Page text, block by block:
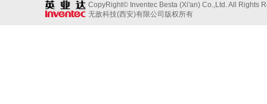
CopyRight© Inventec Besta (Xi'an) Co.,Ltd. All Rights
无敌科技(西安)有限公司版权所有